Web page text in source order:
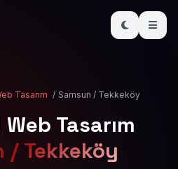
Tasarım / Samsun / Tekkeköy
Tasarım
/ Tekkeköy